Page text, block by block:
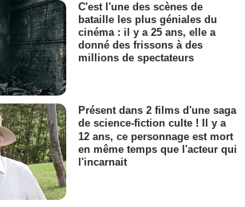
C'est l'une des scènes de
bataille les plus géniales du
cinéma : il y a 25 ans, elle a
donné des frissons à des
millions de spectateurs
Présent dans 2 films d'une saga
de science-fiction culte ! Il y a
12 ans, ce personnage est mort
en même temps que l'acteur qui
l'incarnait